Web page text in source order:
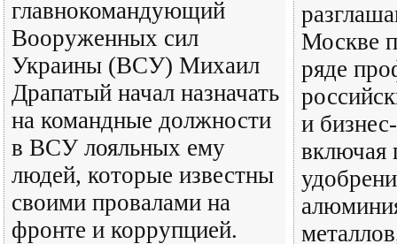
главнокомандующий
Вооруженных сил
Украины (ВСУ) Михаил
Драпатый начал назначать
на командные должности
в ВСУ лояльных ему
людей, которые известны
своими провалами на
фронте и коррупцией.
Москве
ряде
и
включая